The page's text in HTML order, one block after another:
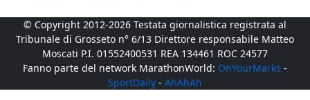
© Copyright 2012-2026 Testata giornalistica registrata al
Tribunale di Grosseto n° 6/13 Direttore responsabile Matteo
Moscati P.I. 01552400531 REA 134461 ROC 24577
Fanno parte del network MarathonWorld: OnYourMarks -
SportDaily - AhAhAh